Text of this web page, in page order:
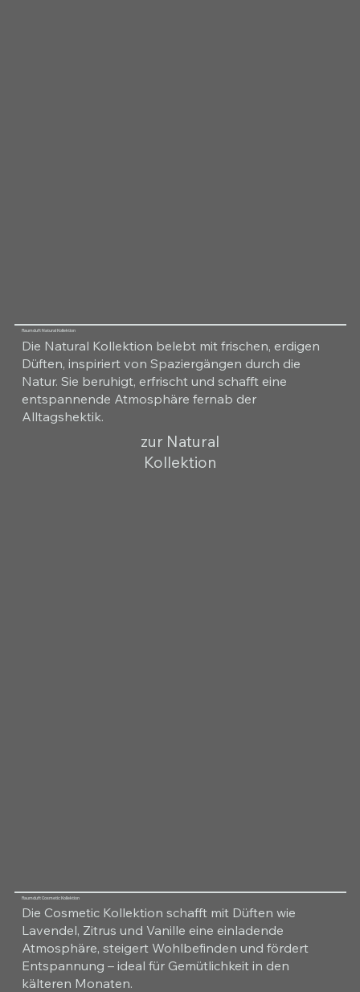
Raumduft Natural Kollektion
Die Natural Kollektion belebt mit frischen, erdigen
Düften, inspiriert von Spaziergängen durch die
Natur. Sie beruhigt, erfrischt und schafft eine
entspannende Atmosphäre fernab der
Alltagshektik.
zur Natural
Kollektion
Raumduft Cosmetic Kollektion
Die Cosmetic Kollektion schafft mit Düften wie
Lavendel, Zitrus und Vanille eine einladende
Atmosphäre, steigert Wohlbefinden und fördert
Entspannung – ideal für Gemütlichkeit in den
kälteren Monaten.